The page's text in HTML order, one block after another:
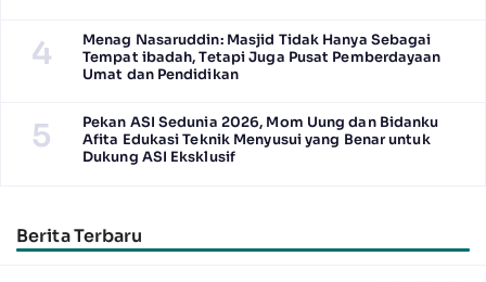
4
Menag Nasaruddin: Masjid Tidak Hanya Sebagai
Tempat ibadah, Tetapi Juga Pusat Pemberdayaan
Umat dan Pendidikan
5
Pekan ASI Sedunia 2026, Mom Uung dan Bidanku
Afita Edukasi Teknik Menyusui yang Benar untuk
Dukung ASI Eksklusif
Berita Terbaru